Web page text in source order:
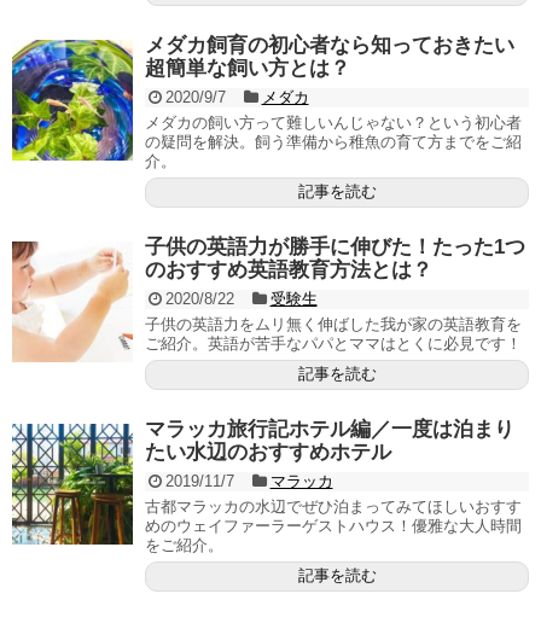
メダカ飼育の初心者なら知っておきたい
超簡単な飼い方とは？
2020/9/7
メダカ
メダカの飼い方って難しいんじゃない？という初心者
の疑問を解決。飼う準備から稚魚の育て方までをご紹
介。
記事を読む
子供の英語力が勝手に伸びた！たった1つ
のおすすめ英語教育方法とは？
2020/8/22
受験生
子供の英語力をムリ無く伸ばした我が家の英語教育を
ご紹介。英語が苦手なパパとママはとくに必見です！
記事を読む
マラッカ旅行記ホテル編／一度は泊まり
たい水辺のおすすめホテル
2019/11/7
マラッカ
古都マラッカの水辺でぜひ泊まってみてほしいおすす
めのウェイファーラーゲストハウス！優雅な大人時間
をご紹介。
記事を読む